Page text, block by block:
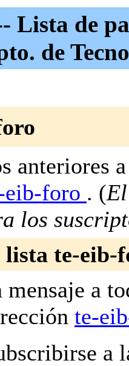
Lista de
de
anteriores
eib-foro . (
los
lista te-eib-
mensaje a
te-
a